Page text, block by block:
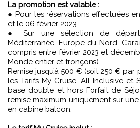
La promotion est valable :
● Pour les réservations effectuées
et le 06 février 2023
● Sur une sélection de
Méditerranée, Europe du Nord,
compris entre février 2023 et
Monde entier et tronçons).
Remise jusqu’à 500 € (soit 250 €
les Tarifs My Cruise, All Inclusive et
base double et hors Forfait de
remise maximum uniquement sur
en cabine balcon.